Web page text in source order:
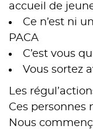
accueil de
Ce n’est ni
PACA
C’est vous
Vous sortez
Les
Ces personnes
Nous